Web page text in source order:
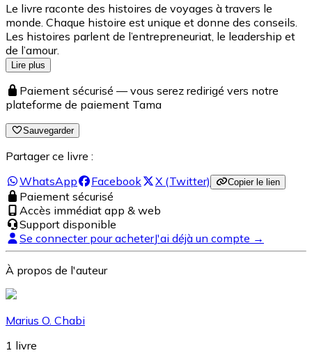
Le livre raconte des histoires de voyages à travers le
monde. Chaque histoire est unique et donne des conseils.
Les histoires parlent de l’entrepreneuriat, le leadership et
de l’amour.
Lire plus
Paiement sécurisé — vous serez redirigé vers notre
plateforme de paiement Tama
Sauvegarder
Partager ce livre :
WhatsApp
Facebook X (Twitter) Copier le lien
Paiement sécurisé
Accès immédiat app & web
Support disponible
Se connecter pour acheterJ'ai déjà un compte →
À propos de l'auteur
Marius O. Chabi
1 livre